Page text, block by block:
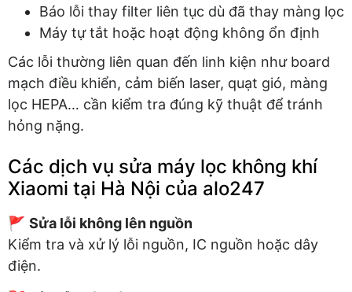
Báo lỗi thay filter liên tục dù đã thay màng lọc
Máy tự tắt hoặc hoạt động không ổn định
Các lỗi thường liên quan đến linh kiện như board
mạch điều khiển, cảm biến laser, quạt gió, màng
lọc HEPA… cần kiểm tra đúng kỹ thuật để tránh
hỏng nặng.
Các dịch vụ sửa máy lọc không khí
Xiaomi tại Hà Nội của alo247
🚩 Sửa lỗi không lên nguồn
Kiểm tra và xử lý lỗi nguồn, IC nguồn hoặc dây
điện.